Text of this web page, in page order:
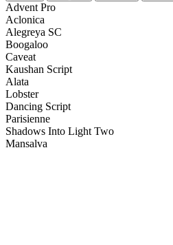
Advent Pro
Aclonica
Alegreya SC
Boogaloo
Caveat
Kaushan Script
Alata
Lobster
Dancing Script
Parisienne
Shadows Into Light Two
Mansalva